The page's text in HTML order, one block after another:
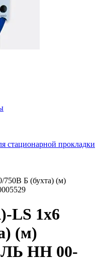
стационарной прокладки
Б (бухта) (м)
LS 1х6
(м)
НН 00-